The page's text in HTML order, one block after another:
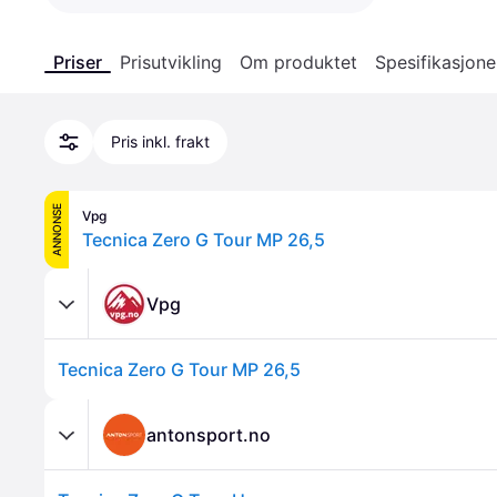
Priser Prisutvikling Om produktet
Pris inkl. frakt
ANNONSE Vpg
Tecnica Zero G Tour MP 26,5
Vpg
Tecnica Zero G Tour MP 26,5
antonsport.no